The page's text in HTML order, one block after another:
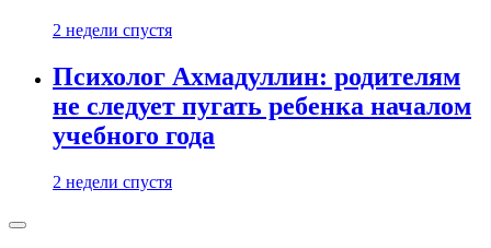
2 недели спустя
Психолог Ахмадуллин: родителям
не следует пугать ребенка началом
учебного года
2 недели спустя